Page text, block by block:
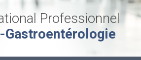
Professionnel
Gastroentérologie